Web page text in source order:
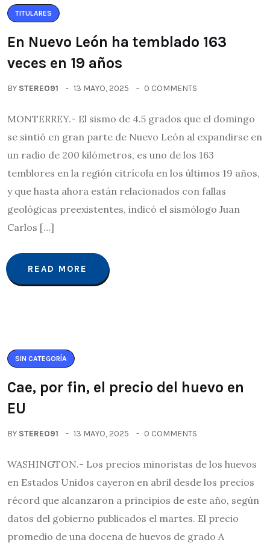
TITULARES
En Nuevo León ha temblado 163
veces en 19 años
BY STEREO91 13 MAYO, 2025 0 COMMENTS
MONTERREY.- El sismo de 4.5 grados que el domingo
se sintió en gran parte de Nuevo León al expandirse en
un radio de 200 kilómetros, es uno de los 163
temblores en la región citrícola en los últimos 19 años,
y que hasta ahora están relacionados con fallas
geológicas preexistentes, indicó el sismólogo Juan
Carlos […]
READ MORE
SIN CATEGORÍA
Cae, por fin, el precio del huevo en
EU
BY STEREO91 13 MAYO, 2025 0 COMMENTS
WASHINGTON.- Los precios minoristas de los huevos
en Estados Unidos cayeron en abril desde los precios
récord que alcanzaron a principios de este año, según
datos del gobierno publicados el martes. El precio
promedio de una docena de huevos de grado A